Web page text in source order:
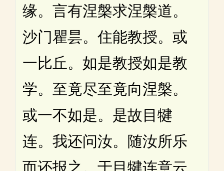
缘。言有涅槃求涅槃道。
沙门瞿昙。住能教授。或
一比丘。如是教授如是教
学。至竟尽至竟向涅槃。
或一不如是。是故目犍
连。我还问汝。随汝所乐
而还报之。于目犍连意云